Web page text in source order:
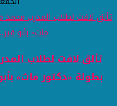
تألق لافت لطلاب